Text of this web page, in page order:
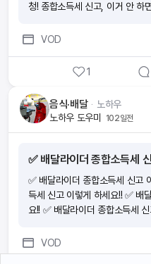
청! 종합소득세 신고, 이거 안 하
VOD
1
음식·배달ᆞ 노하우
노하우 도우미
102일전
✅️ 배달라이더 종합소득세
✅️ 배달라이더 종합소득세 신고
득세 신고 이렇게 하세요!! ✅️ 배
요!! ✅️ 배달라이더 종합소득세
VOD